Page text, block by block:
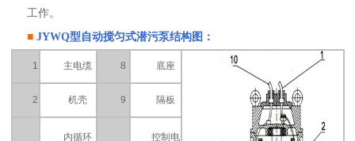
工作。
■ JYWQ型 自动搅匀式潜污泵结构图：
1 主电缆 8 底座
2 机壳 9 隔板
内循环 控制电